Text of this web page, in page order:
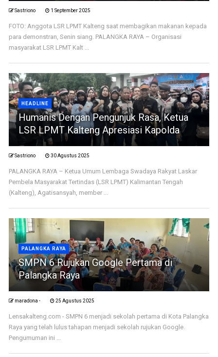
Sastriono 1 September 2025
FOTO: Anggota LSR LPMT Kalteng saat membagikan makanan kepada
para demonstran, Senin siang. PALANGKA RAYA – Organisasi
masyarakat LSR LPMT Kalt ...
HEADLINE
Humanis Dengan Pengunjuk Rasa, Ketua
LSR LPMT Kalteng Apresiasi Kapolda
Sastriono 30 Agustus 2025
PALANGKA RAYA – Ketua Umum Lembaga Swadaya Rakyat Laskar
Pembela Masyarakat Tertindas (LSR LPMT) Kalimantan Tengah
(Kalteng), Agatisansyah, member ...
PALANGKA RAYA
SMPN 6 Rujukan Google Pertama di
Palangka Raya
maradona - 25 Agustus 2025
Lensakalteng.com - SMPN 6 menjadi sekolah pertama di Kota Palangka
Raya yang telah lulus tahapan menjadi sekolah rujukan Google.
Pengumuman ini ...